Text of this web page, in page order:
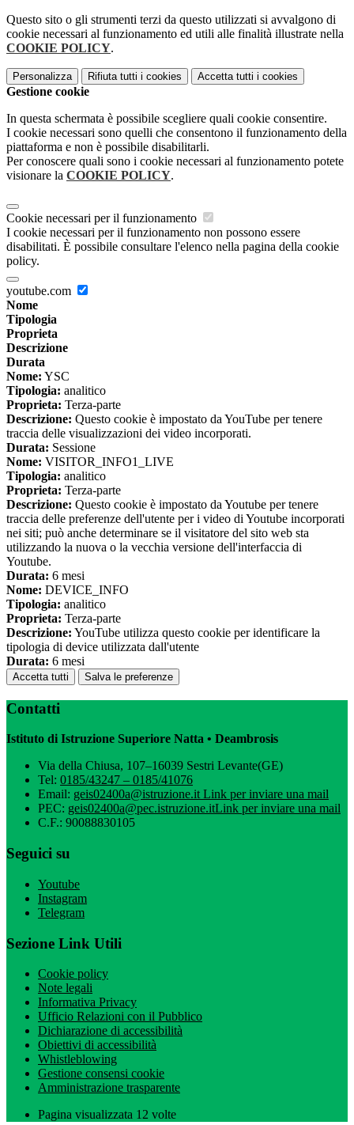
Questo sito o gli strumenti terzi da questo utilizzati si avvalgono di
cookie necessari al funzionamento ed utili alle finalità illustrate nella
COOKIE POLICY.
Personalizza Rifiuta tutti i cookies Accetta tutti i cookies
Gestione cookie
In questa schermata è possibile scegliere quali cookie consentire.
I cookie necessari sono quelli che consentono il funzionamento della
piattaforma e non è possibile disabilitarli.
Per conoscere quali sono i cookie necessari al funzionamento potete
visionare la COOKIE POLICY.
Cookie necessari per il funzionamento
I cookie necessari per il funzionamento non possono essere
disabilitati. È possibile consultare l'elenco nella pagina della cookie
policy.
youtube.com
Nome
Tipologia
Proprieta
Descrizione
Durata
Nome: YSC
Tipologia: analitico
Proprieta: Terza-parte
Descrizione: Questo cookie è impostato da YouTube per tenere
traccia delle visualizzazioni dei video incorporati.
Durata: Sessione
Nome: VISITOR_INFO1_LIVE
Tipologia: analitico
Proprieta: Terza-parte
Descrizione: Questo cookie è impostato da Youtube per tenere
traccia delle preferenze dell'utente per i video di Youtube incorporati
nei siti; può anche determinare se il visitatore del sito web sta
utilizzando la nuova o la vecchia versione dell'interfaccia di
Youtube.
Durata: 6 mesi
Nome: DEVICE_INFO
Tipologia: analitico
Proprieta: Terza-parte
Descrizione: YouTube utilizza questo cookie per identificare la
tipologia di device utilizzata dall'utente
Durata: 6 mesi
Accetta tutti Salva le preferenze
Contatti
Istituto di Istruzione Superiore Natta • Deambrosis
Via della Chiusa, 107–16039 Sestri Levante(GE)
Tel: 0185/43247 – 0185/41076
Email: geis02400a@istruzione.itLink per inviare una mail
PEC: geis02400a@pec.istruzione.itLink per inviare una mail
C.F.: 90088830105
Seguici su
Youtube
Instagram
Telegram
Sezione Link Utili
Cookie policy
Note legali
Informativa Privacy
Ufficio Relazioni con il Pubblico
Dichiarazione di accessibilità
Obiettivi di accessibilità
Whistleblowing
Gestione consensi cookie
Amministrazione trasparente
Pagina visualizzata 12 volte